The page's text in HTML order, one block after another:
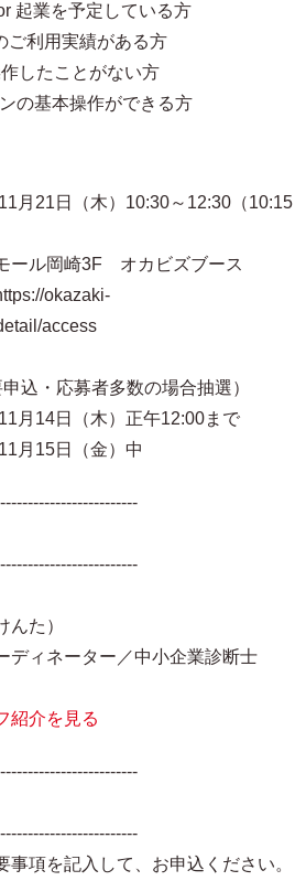
起業を予定している方
ご利用実績がある方
したことがない方
の基本操作ができる方
日（木）10:30～12:30（10:15
岡崎3F オカビズブース
access
応募者多数の場合抽選）
14日（木）正午12:00まで
15日（金）中
んた）
ディネーター／中小企業診断士
紹介を見る
事項を記入して、お申込ください。